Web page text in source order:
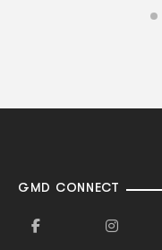
GMD CONNECT